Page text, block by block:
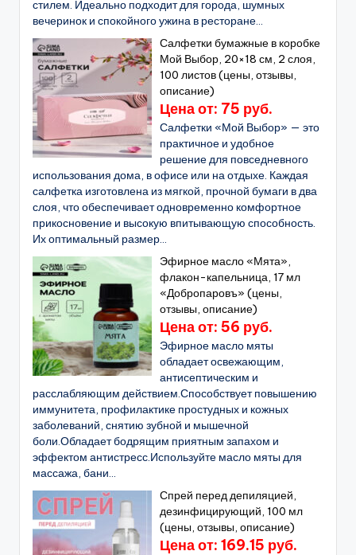
стилем. Идеально подходит для города, шумных
вечеринок и спокойного ужина в ресторане...
Салфетки бумажные в коробке
Мой Выбор, 20×18 см, 2 слоя,
100 листов (цены, отзывы,
описание)
Цена от: 75 руб.
Салфетки «Мой Выбор» — это
практичное и удобное
решение для повседневного
использования дома, в офисе или на отдыхе. Каждая
салфетка изготовлена из мягкой, прочной бумаги в два
слоя, что обеспечивает одновременно комфортное
прикосновение и высокую впитывающую способность.
Их оптимальный размер...
Эфирное масло «Мята»,
флакон-капельница, 17 мл
«Добропаровъ» (цены,
отзывы, описание)
Цена от: 56 руб.
Эфирное масло мяты
обладает освежающим,
антисептическим и
расслабляющим действием.Способствует повышению
иммунитета, профилактике простудных и кожных
заболеваний, снятию зубной и мышечной
боли.Обладает бодрящим приятным запахом и
эффектом антистресс.Используйте масло мяты для
массажа, бани...
Спрей перед депиляцией,
дезинфицирующий, 100 мл
(цены, отзывы, описание)
Цена от: 169.15 руб.